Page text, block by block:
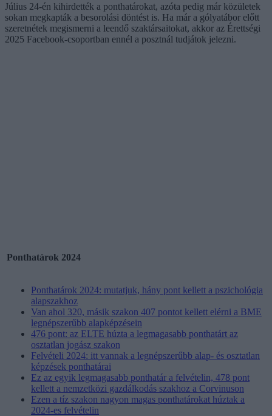
Július 24-én kihirdették a ponthatárokat, azóta pedig már közületek
sokan megkapták a besorolási döntést is. Ha már a gólyatábor előtt
szeretnétek megismerni a leendő szaktársaitokat, akkor az Érettségi
2025 Facebook-csoportban ennél a posztnál tudjátok jelezni.
Ponthatárok 2024
Ponthatárok 2024: mutatjuk, hány pont kellett a pszichológia
alapszakhoz
Van ahol 320, másik szakon 407 pontot kellett elérni a BME
legnépszerűbb alapképzésein
476 pont: az ELTE húzta a legmagasabb ponthatárt az
osztatlan jogász szakon
Felvételi 2024: itt vannak a legnépszerűbb alap- és osztatlan
képzések ponthatárai
Ez az egyik legmagasabb ponthatár a felvételin, 478 pont
kellett a nemzetközi gazdálkodás szakhoz a Corvinuson
Ezen a tíz szakon nagyon magas ponthatárokat húztak a
2024-es felvételin